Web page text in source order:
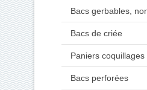
Bacs gerbables,
Bacs de criée
Paniers coquillages
Bacs perforées